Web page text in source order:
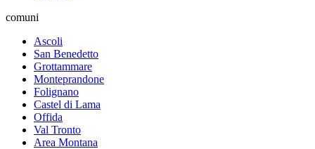
comuni
Ascoli
San Benedetto
Grottammare
Monteprandone
Folignano
Castel di Lama
Offida
Val Tronto
Area Montana